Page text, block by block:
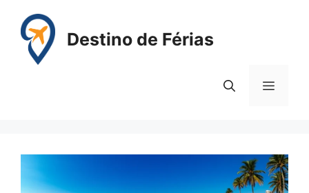
para
conteúdo
Destino de Férias
Menu